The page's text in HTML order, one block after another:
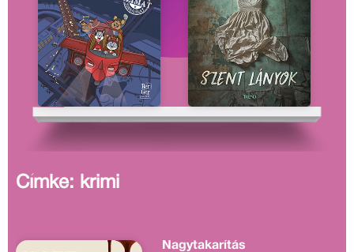
Címke: krimi
Nagytakarítás